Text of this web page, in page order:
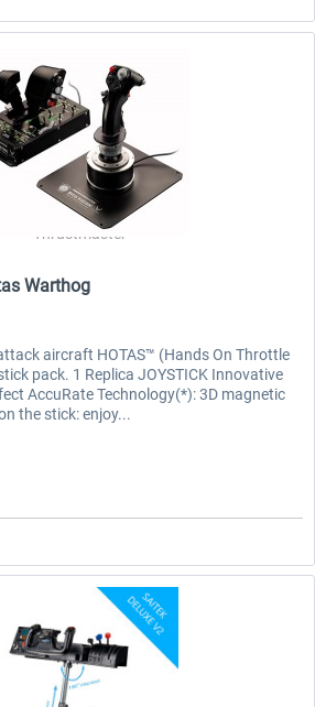
Thrustmaster
Warthog
aircraft HOTAS™ (Hands On Throttle
pack. 1 Replica JOYSTICK Innovative
AccuRate Technology(*): 3D magnetic
the stick: enjoy...